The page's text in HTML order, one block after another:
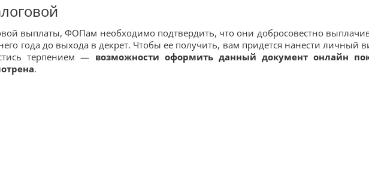
выплаты, ФОПам необходимо подтвердить, что они добросовестно
года до выхода в декрет. Чтобы ее получить, вам придется нанести личный
терпением — возможности оформить данный документ онлайн
.